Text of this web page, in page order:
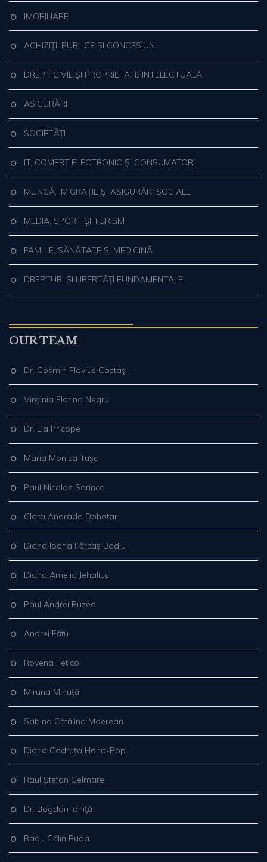
IMOBILIARE
ACHIZIȚII PUBLICE ȘI CONCESIUNI
DREPT CIVIL ȘI PROPRIETATE INTELECTUALĂ
ASIGURĂRI
SOCIETĂȚI
IT, COMERȚ ELECTRONIC ȘI CONSUMATORI
MUNCĂ, IMIGRAȚIE ȘI ASIGURĂRI SOCIALE
MEDIA, SPORT ȘI TURISM
FAMILIE, SĂNĂTATE ȘI MEDICINĂ
DREPTURI ȘI LIBERTĂȚI FUNDAMENTALE
OUR TEAM
Dr. Cosmin Flavius Costaş
Virginia Florina Negru
Dr. Lia Pricope
Maria Monica Tușa
Paul Nicolae Sorinca
Clara Andrada Dohotar
Diana Ioana Fărcaș Badiu
Diana Amelia Jehaliuc
Paul Andrei Buzea
Andrei Fătu
Rovena Fetico
Miruna Mihuță
Sabina Cătălina Maerean
Diana Codruța Hoha-Pop
Raul Ștefan Celmare
Dr. Bogdan Ioniţă
Radu Călin Buda